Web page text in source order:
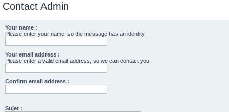
Contact Admin
Your name :
Please enter your name, so the message has an identity.
Your email address :
Please enter a valid email address, so we can contact you.
Confirm email address :
Sujet :